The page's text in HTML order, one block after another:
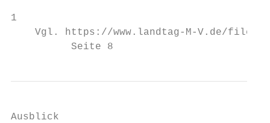
1
Vgl. https://www.landtag-M-V.de/
Seite 8
Ausblick